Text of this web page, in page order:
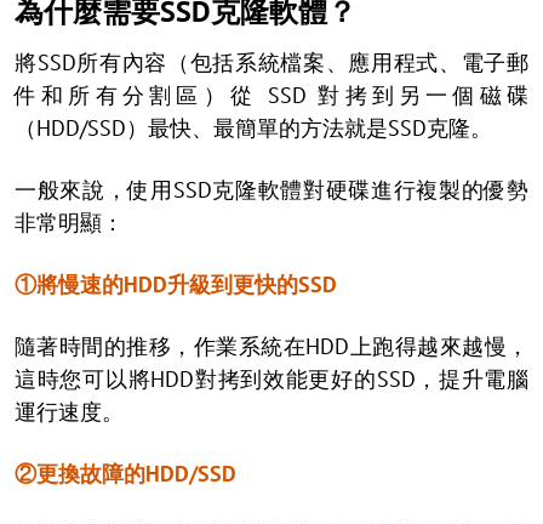
為什麼需要SSD克隆軟體？
將SSD所有內容（包括系統檔案、應用程式、電子郵
件和所有分割區）從 SSD 對拷到另一個磁碟
（HDD/SSD）最快、最簡單的方法就是SSD克隆。
一般來說，使用SSD克隆軟體對硬碟進行複製的優勢
非常明顯：
①將慢速的HDD升級到更快的SSD
隨著時間的推移，作業系統在HDD上跑得越來越慢，
這時您可以將HDD對拷到效能更好的SSD，提升電腦
運行速度。
②更換故障的HDD/SSD